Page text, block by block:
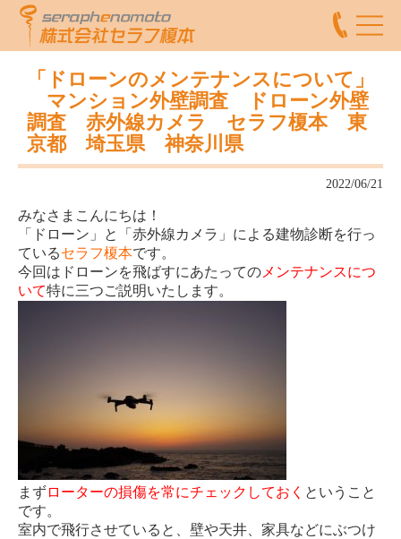
「ドローンのメンテナンスについて」
マンション外壁調査 ドローン外壁
調査 赤外線カメラ セラフ榎本 東
京都 埼玉県 神奈川県
2022/06/21
みなさまこんにちは！
「ドローン」と「赤外線カメラ」による建物診断を行っ
ているセラフ榎本です。
今回はドローンを飛ばすにあたっての メンテナンスにつ
いて特に三つご説明いたします。
まずローターの損傷を常にチェックしておく ということ
です。
室内で飛行させていると、壁や天井、家具などにぶつけ